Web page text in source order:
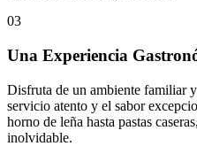
03
Una Experiencia
Disfruta de un ambiente familiar
servicio atento y el sabor
horno de leña hasta pastas
inolvidable.